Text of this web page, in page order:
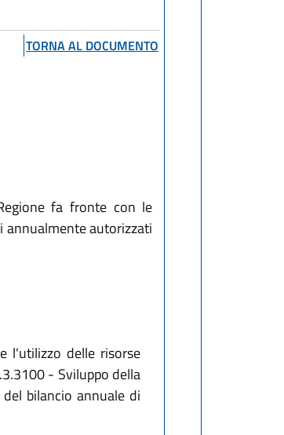
TORNA AL DOCUMENTO
fa fronte con le
annualmente autorizzati
l'utilizzo delle risorse
- Sviluppo della
bilancio annuale di